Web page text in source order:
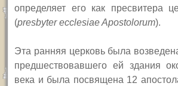
определяет его как пресвитера
(presbyter ecclesiae Apostolorum).
Эта ранняя церковь была
предшествовавшего ей здания
века и была посвящена 12